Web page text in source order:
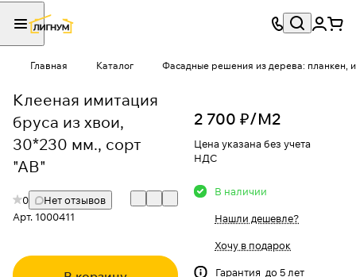
Главная Каталог Фасадные решения из дерева: планкен,
Клееная имитация
бруса из хвои,
30*230 мм., сорт
"АВ"
0
Нет отзывов
Арт. 1000411
2 700 ₽/М2
Цена указана без учета
НДС
В наличии
Нашли дешевле?
Хочу в подарок
Гарантия до 5 лет